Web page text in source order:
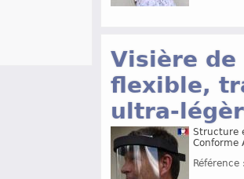
Visière de
flexible,
ultra-
Structure
Conforme